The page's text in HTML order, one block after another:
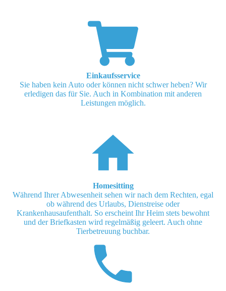
Einkaufsservice
Sie haben kein Auto oder können nicht schwer heben? Wir
erledigen das für Sie. Auch in Kombination mit anderen
Leistungen möglich.
Homesitting
Während Ihrer Abwesenheit sehen wir nach dem Rechten, egal
ob während des Urlaubs, Dienstreise oder
Krankenhausaufenthalt. So erscheint Ihr Heim stets bewohnt
und der Briefkasten wird regelmäßig geleert. Auch ohne
Tierbetreuung buchbar.